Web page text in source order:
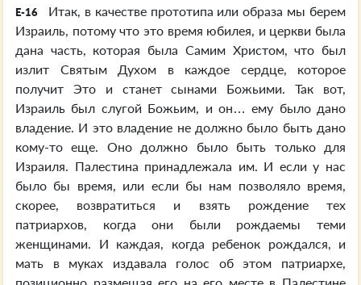
E-16
Итак, в качестве прототипа или образа мы берем
Израиль, потому что это время юбилея, и церкви была
дана часть, которая была Самим Христом, что был
излит Святым Духом в каждое сердце, которое
получит Это и станет сынами Божьими. Так вот,
Израиль был слугой Божьим, и он… ему было дано
владение. И это владение не должно было быть дано
кому-то еще. Оно должно было быть только для
Израиля. Палестина принадлежала им. И если у нас
было бы время, или если бы нам позволяло время,
скорее, возвратиться и взять рождение тех
патриархов, когда они были рождаемы теми
женщинами. И каждая, когда ребенок рождался, и
мать в муках издавала голос об этом патриархе,